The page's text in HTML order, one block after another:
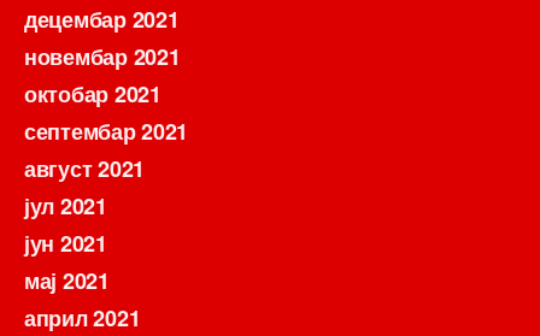
децембар 2021
новембар 2021
октобар 2021
септембар 2021
август 2021
јул 2021
јун 2021
мај 2021
април 2021